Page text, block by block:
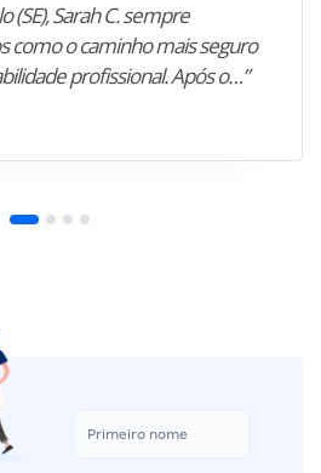
(SE), Sarah C. sempre
como o caminho mais seguro
profissional. Após o…”